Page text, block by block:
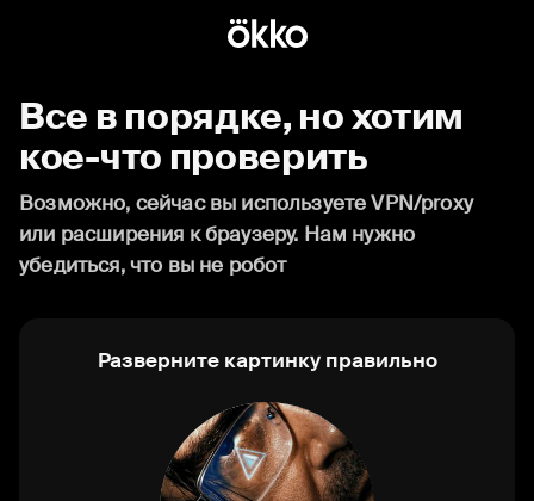
Все в порядке, но хотим
кое-что проверить
Возможно, сейчас вы используете VPN/proxy
или расширения к браузеру. Нам нужно
убедиться, что вы не робот
Разверните картинку правильно